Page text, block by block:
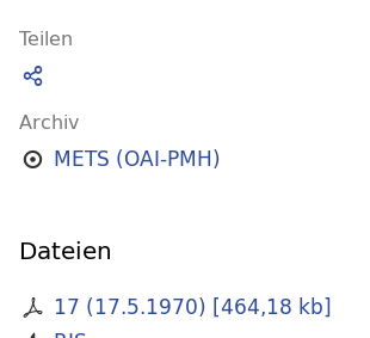
Teilen
Archiv
METS (OAI-PMH)
Dateien
17 (17.5.1970) [464,18 kb]